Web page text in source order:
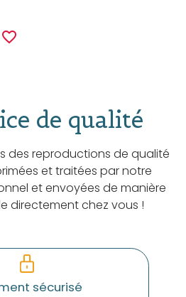
favorite_border
de qualité
des reproductions de qualité
et traitées par notre
et envoyées de manière
directement chez vous !
sécurisé